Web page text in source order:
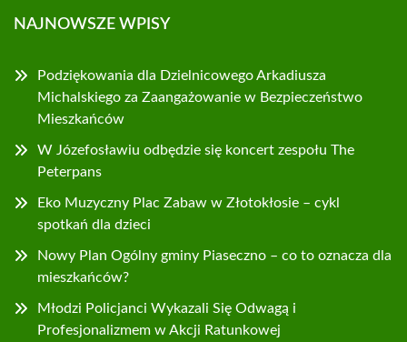
NAJNOWSZE WPISY
Podziękowania dla Dzielnicowego Arkadiusza
Michalskiego za Zaangażowanie w Bezpieczeństwo
Mieszkańców
W Józefosławiu odbędzie się koncert zespołu The
Peterpans
Eko Muzyczny Plac Zabaw w Złotokłosie – cykl
spotkań dla dzieci
Nowy Plan Ogólny gminy Piaseczno – co to oznacza dla
mieszkańców?
Młodzi Policjanci Wykazali Się Odwagą i
Profesjonalizmem w Akcji Ratunkowej